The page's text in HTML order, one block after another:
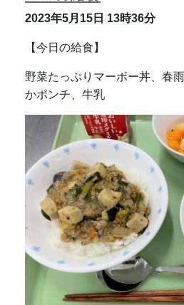
2023年5月15日 13時36分
【今日の給食】
野菜たっぷりマーボー丼、春
かポンチ、牛乳